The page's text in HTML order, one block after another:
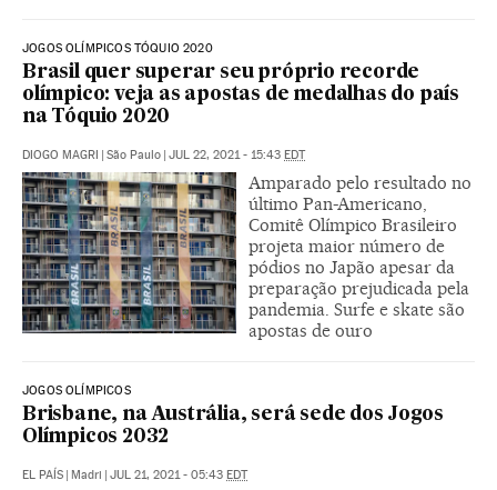
JOGOS OLÍMPICOS TÓQUIO 2020
Brasil quer superar seu próprio recorde
olímpico: veja as apostas de medalhas do país
na Tóquio 2020
DIOGO MAGRI | São Paulo | JUL 22, 2021 - 15:43 EDT
Amparado pelo resultado no
último Pan-Americano,
Comitê Olímpico Brasileiro
projeta maior número de
pódios no Japão apesar da
preparação prejudicada pela
pandemia. Surfe e skate são
apostas de ouro
JOGOS OLÍMPICOS
Brisbane, na Austrália, será sede dos Jogos
Olímpicos 2032
EL PAÍS | Madri | JUL 21, 2021 - 05:43 EDT